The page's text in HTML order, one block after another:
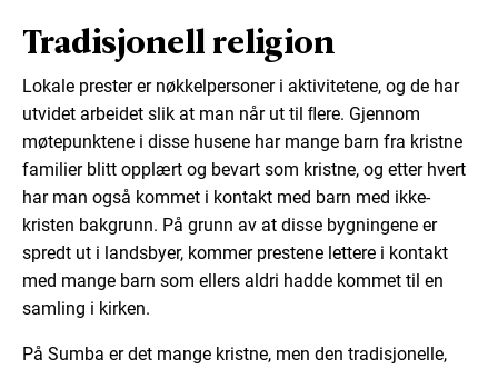
Tradisjonell religion
Lokale prester er nøkkelpersoner i aktivitetene, og de har
utvidet arbeidet slik at man når ut til ﬂere. Gjennom
møtepunktene i disse husene har mange barn fra kristne
familier blitt opplært og bevart som kristne, og etter hvert
har man også kommet i kontakt med barn med ikke-
kristen bakgrunn. På grunn av at disse bygningene er
spredt ut i landsbyer, kommer prestene lettere i kontakt
med mange barn som ellers aldri hadde kommet til en
samling i kirken.
På Sumba er det mange kristne, men den tradisjonelle,